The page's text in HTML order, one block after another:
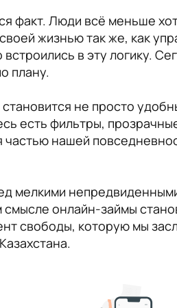
факт. Люди всё меньше
жизнью так же, как
в эту логику.
плану.
не просто
есть фильтры,
частью нашей
мелкими
онлайн-займы
свободы, которую мы